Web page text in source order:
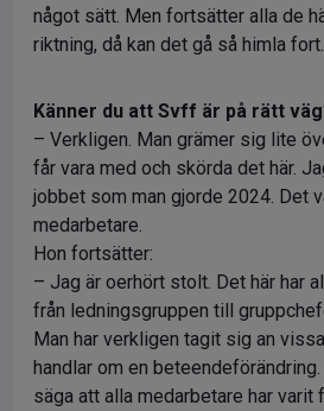
något sätt. Men fortsätter alla de
riktning, då kan det gå så himla fort.
Känner du att Svff är på rätt
– Verkligen. Man grämer sig lite
får vara med och skörda det här.
jobbet som man gjorde 2024. Det
medarbetare.
Hon fortsätter:
– Jag är oerhört stolt. Det här har
från ledningsgruppen till
Man har verkligen tagit sig an
handlar om en
säga att alla medarbetare har varit